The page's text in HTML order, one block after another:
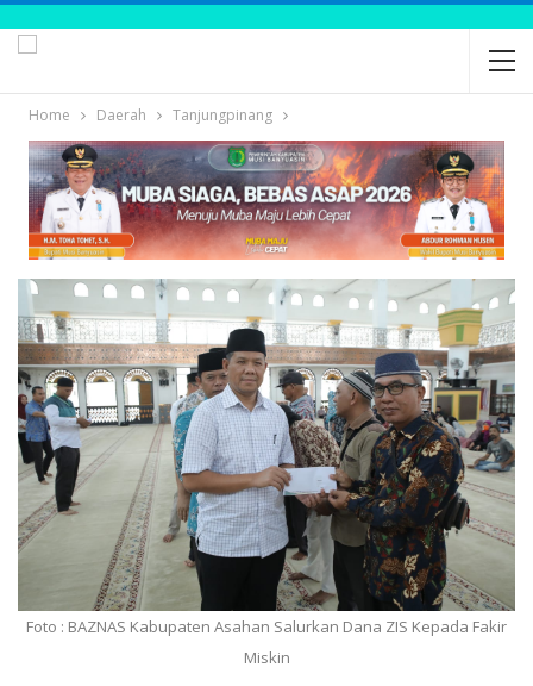
Home Daerah Tanjungpinang
Foto : BAZNAS Kabupaten Asahan Salurkan Dana ZIS Kepada Fakir
Miskin